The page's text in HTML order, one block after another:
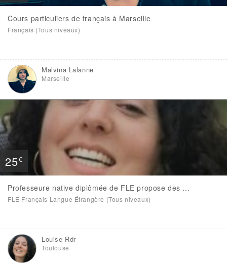
Cours particuliers de français à Marseille
Français (Tous niveaux)
Malvina Lalanne
Marseille
25€
Professeure native diplômée de FLE propose des ...
FLE Français Langue Étrangère (Tous niveaux)
Louise Rdr
Toulouse